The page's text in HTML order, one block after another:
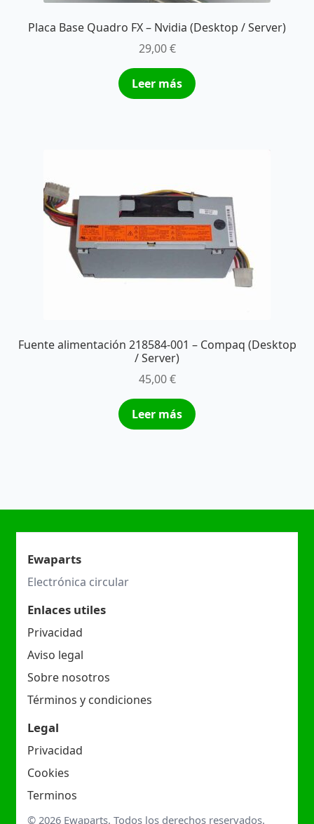
Placa Base Quadro FX – Nvidia (Desktop / Server)
29,00€
Leer más
Fuente alimentación 218584-001 – Compaq (Desktop
/ Server)
45,00€
Leer más
Ewaparts
Electrónica circular
Enlaces utiles
Privacidad
Aviso legal
Sobre nosotros
Términos y condiciones
Legal
Privacidad
Cookies
Terminos
© 2026 Ewaparts. Todos los derechos reservados.